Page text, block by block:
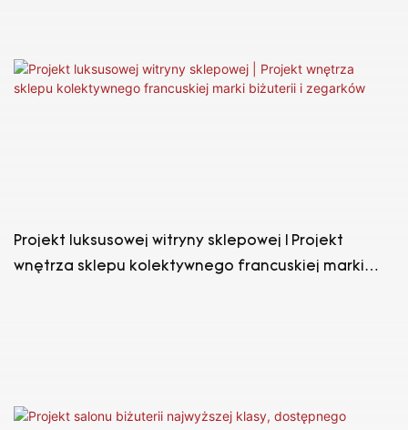
Projekt luksusowej witryny sklepowej | Projekt
wnętrza sklepu kolektywnego francuskiej marki